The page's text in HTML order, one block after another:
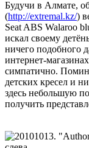
Будучи в Алмате,
(http://extremal.kz/)
Seat ABS Walaroo
искал своему
ничего подобного
интернет-
симпатично.
детских кресел и
здесь небольшую
получить